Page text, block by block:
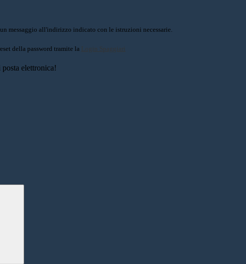
messaggio all'indirizzo indicato con le istruzioni necessarie.
della password tramite la Login Spaggiari
elettronica!